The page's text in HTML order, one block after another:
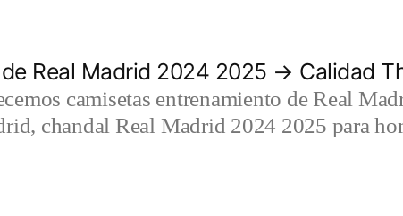
Real Madrid 2024 2025 → Calidad
camisetas entrenamiento de Real
chandal Real Madrid 2024 2025 para